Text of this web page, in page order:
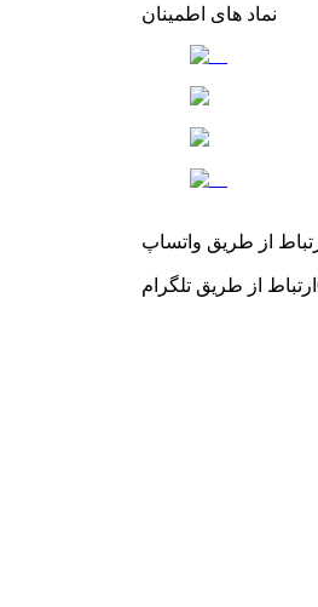
نماد های اطمینان
از طریق واتساپ
ارتباط از طریق تلگرام